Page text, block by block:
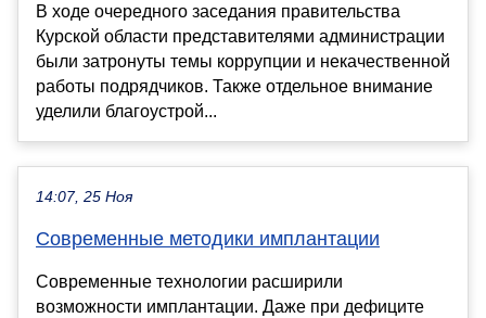
В ходе очередного заседания правительства
Курской области представителями администрации
были затронуты темы коррупции и некачественной
работы подрядчиков. Также отдельное внимание
уделили благоустрой...
14:07, 25 Ноя
Современные методики имплантации
Современные технологии расширили
возможности имплантации. Даже при дефиците